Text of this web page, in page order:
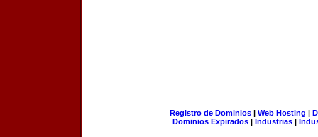
Registro de Dominios| Web Hosting |
Dominios Expirados | Industrias |